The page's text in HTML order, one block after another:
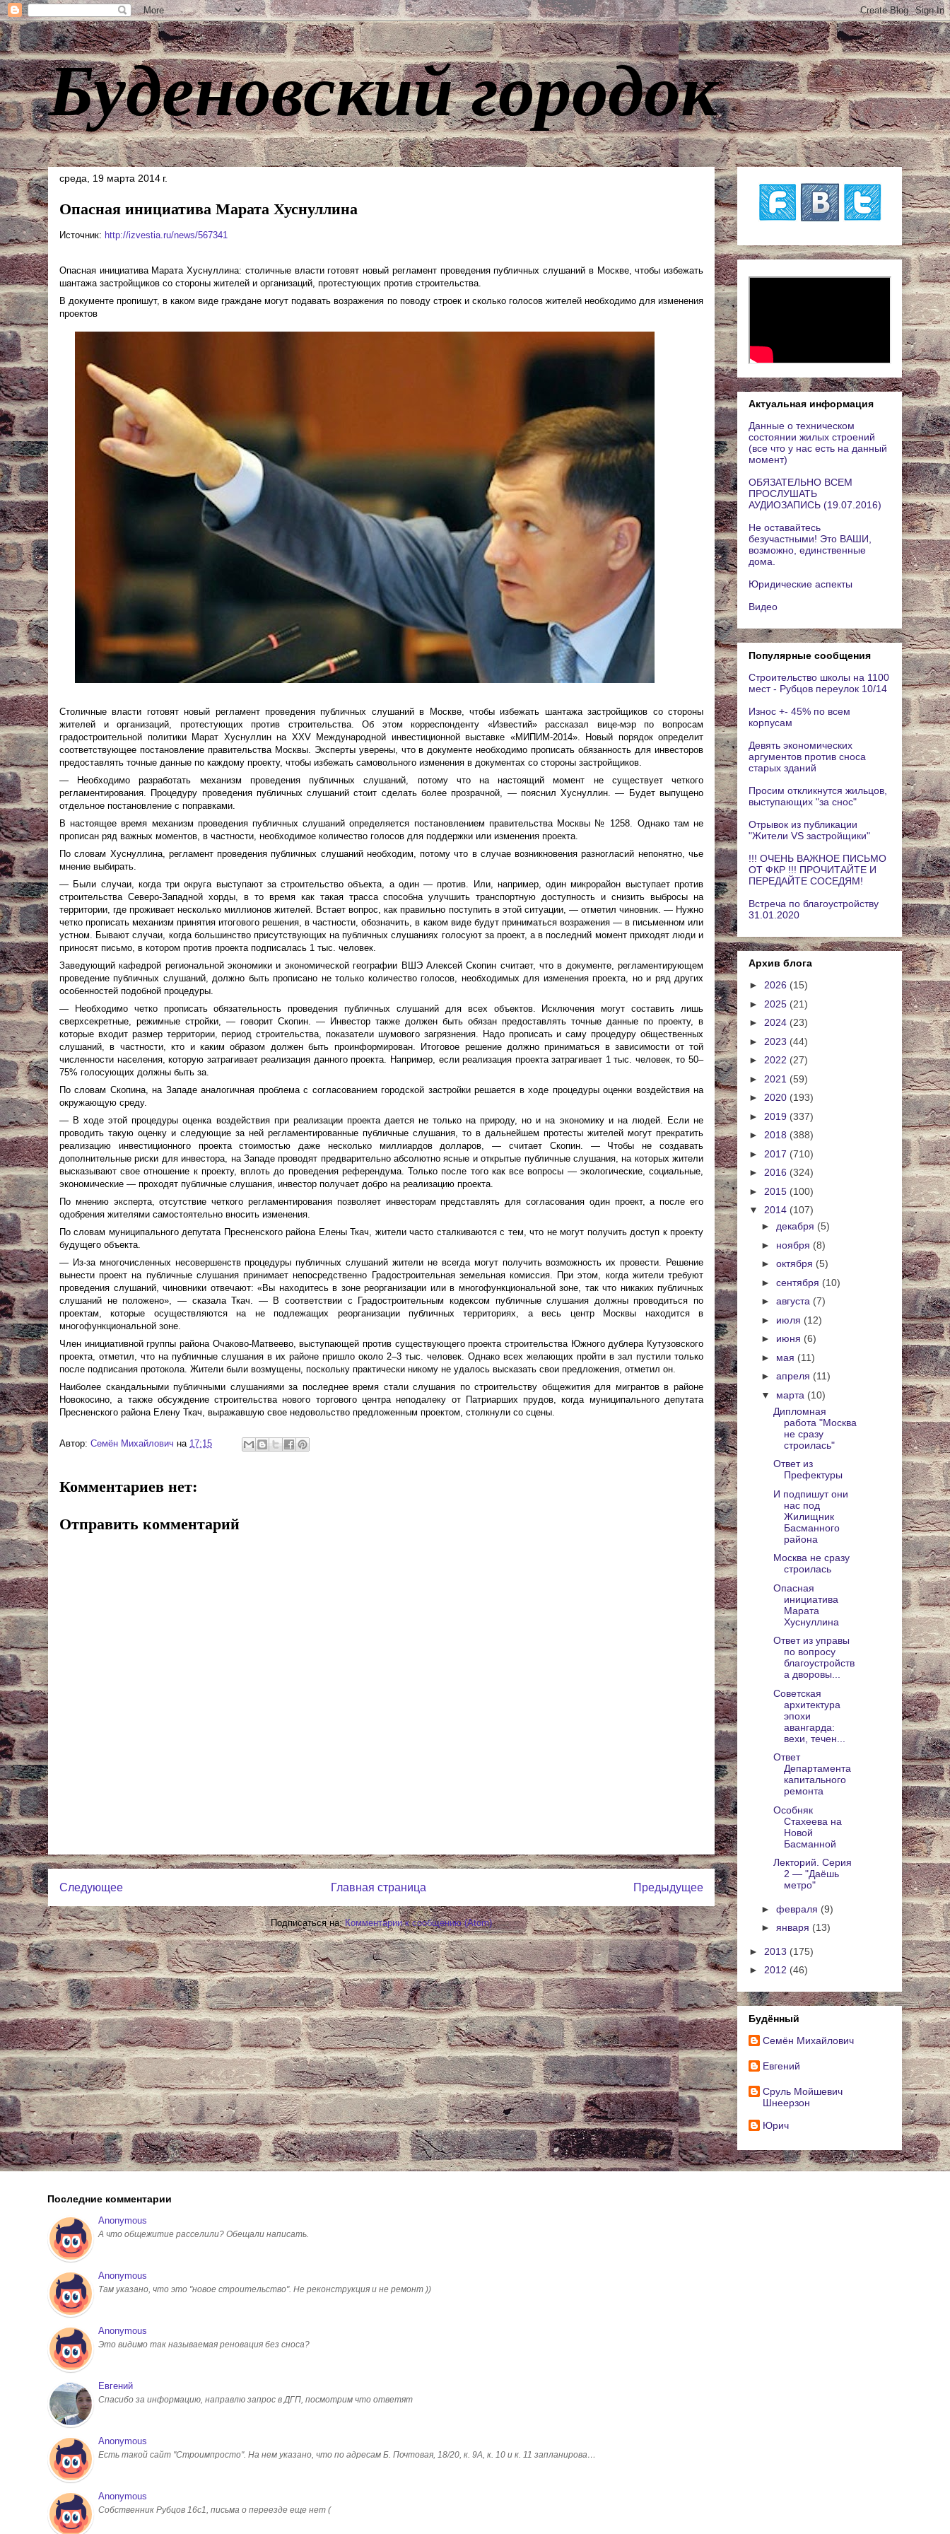
Буденовский городок
среда, 19 марта 2014 г.
Опасная инициатива Марата Хуснуллина
Источник: http://izvestia.ru/news/567341
Опасная инициатива Марата Хуснуллина: столичные власти готовят новый регламент проведения публичных слушаний в Москве, чтобы избежать
шантажа застройщиков со стороны жителей и организаций, протестующих против строительства.
В документе пропишут, в каком виде граждане могут подавать возражения по поводу строек и сколько голосов жителей необходимо для изменения
проектов
Столичные власти готовят новый регламент проведения публичных слушаний в Москве, чтобы избежать шантажа застройщиков со стороны
жителей и организаций, протестующих против строительства. Об этом корреспонденту «Известий» рассказал вице-мэр по вопросам
градостроительной политики Марат Хуснуллин на XXV Международной инвестиционной выставке «МИПИМ-2014». Новый порядок определит
соответствующее постановление правительства Москвы. Эксперты уверены, что в документе необходимо прописать обязанность для инвесторов
предоставлять точные данные по каждому проекту, чтобы избежать самовольного изменения в документах со стороны застройщиков.
— Необходимо разработать механизм проведения публичных слушаний, потому что на настоящий момент не существует четкого
регламентирования. Процедуру проведения публичных слушаний стоит сделать более прозрачной, — пояснил Хуснуллин. — Будет выпущено
отдельное постановление с поправками.
В настоящее время механизм проведения публичных слушаний определяется постановлением правительства Москвы № 1258. Однако там не
прописан ряд важных моментов, в частности, необходимое количество голосов для поддержки или изменения проекта.
По словам Хуснуллина, регламент проведения публичных слушаний необходим, потому что в случае возникновения разногласий непонятно, чье
мнение выбирать.
— Были случаи, когда три округа выступают за строительство объекта, а один — против. Или, например, один микрорайон выступает против
строительства Северо-Западной хорды, в то время как такая трасса способна улучшить транспортную доступность и снизить выбросы на
территории, где проживает несколько миллионов жителей. Встает вопрос, как правильно поступить в этой ситуации, — отметил чиновник. — Нужно
четко прописать механизм принятия итогового решения, в частности, обозначить, в каком виде будут приниматься возражения — в письменном или
устном. Бывают случаи, когда большинство присутствующих на публичных слушаниях голосуют за проект, а в последний момент приходят люди и
приносят письмо, в котором против проекта подписалась 1 тыс. человек.
Заведующий кафедрой региональной экономики и экономической географии ВШЭ Алексей Скопин считает, что в документе, регламентирующем
проведение публичных слушаний, должно быть прописано не только количество голосов, необходимых для изменения проекта, но и ряд других
особенностей подобной процедуры.
— Необходимо четко прописать обязательность проведения публичных слушаний для всех объектов. Исключения могут составить лишь
сверхсекретные, режимные стройки, — говорит Скопин. — Инвестор также должен быть обязан предоставлять точные данные по проекту, в
которые входит размер территории, период строительства, показатели шумового загрязнения. Надо прописать и саму процедуру общественных
слушаний, в частности, кто и каким образом должен быть проинформирован. Итоговое решение должно приниматься в зависимости от той
численности населения, которую затрагивает реализация данного проекта. Например, если реализация проекта затрагивает 1 тыс. человек, то 50–
75% голосующих должны быть за.
По словам Скопина, на Западе аналогичная проблема с согласованием городской застройки решается в ходе процедуры оценки воздействия на
окружающую среду.
— В ходе этой процедуры оценка воздействия при реализации проекта дается не только на природу, но и на экономику и на людей. Если не
проводить такую оценку и следующие за ней регламентированные публичные слушания, то в дальнейшем протесты жителей могут прекратить
реализацию инвестиционного проекта стоимостью даже несколько миллиардов долларов, — считает Скопин. — Чтобы не создавать
дополнительные риски для инвестора, на Западе проводят предварительно абсолютно ясные и открытые публичные слушания, на которых жители
высказывают свое отношение к проекту, вплоть до проведения референдума. Только после того как все вопросы — экологические, социальные,
экономические — проходят публичные слушания, инвестор получает добро на реализацию проекта.
По мнению эксперта, отсутствие четкого регламентирования позволяет инвесторам представлять для согласования один проект, а после его
одобрения жителями самостоятельно вносить изменения.
По словам муниципального депутата Пресненского района Елены Ткач, жители часто сталкиваются с тем, что не могут получить доступ к проекту
будущего объекта.
— Из-за многочисленных несовершенств процедуры публичных слушаний жители не всегда могут получить возможность их провести. Решение
вынести проект на публичные слушания принимает непосредственно Градостроительная земельная комиссия. При этом, когда жители требуют
проведения слушаний, чиновники отвечают: «Вы находитесь в зоне реорганизации или в многофункциональной зоне, так что никаких публичных
слушаний не положено», — сказала Ткач. — В соответствии с Градостроительным кодексом публичные слушания должны проводиться по
проектам, которые осуществляются на не подлежащих реорганизации публичных территориях, а весь центр Москвы находится в
многофункциональной зоне.
Член инициативной группы района Очаково-Матвеево, выступающей против существующего проекта строительства Южного дублера Кутузовского
проекта, отметил, что на публичные слушания в их районе пришло около 2–3 тыс. человек. Однако всех желающих пройти в зал пустили только
после подписания протокола. Жители были возмущены, поскольку практически никому не удалось высказать свои предложения, отметил он.
Наиболее скандальными публичными слушаниями за последнее время стали слушания по строительству общежития для мигрантов в районе
Новокосино, а также обсуждение строительства нового торгового центра неподалеку от Патриарших прудов, когда муниципального депутата
Пресненского района Елену Ткач, выражавшую свое недовольство предложенным проектом, столкнули со сцены.
Автор: Cемён Михайлович на 17:15
Комментариев нет:
Отправить комментарий
Следующее Предыдущее
Главная страница
Подписаться на:Комментарии к сообщению (Atom)
Актуальная информация
Данные о техническом
состоянии жилых строений
(все что у нас есть на данный
момент)
ОБЯЗАТЕЛЬНО ВСЕМ
ПРОСЛУШАТЬ
АУДИОЗАПИСЬ (19.07.2016)
Не оставайтесь
безучастными! Это ВАШИ,
возможно, единственные
дома.
Юридические аспекты
Видео
Популярные сообщения
Строительство школы на 1100
мест - Рубцов переулок 10/14
Износ +- 45% по всем
корпусам
Девять экономических
аргументов против сноса
старых зданий
Просим откликнутся жильцов,
выступающих "за снос"
Отрывок из публикации
"Жители VS застройщики"
!!! ОЧЕНЬ ВАЖНОЕ ПИСЬМО
ОТ ФКР !!! ПРОЧИТАЙТЕ И
ПЕРЕДАЙТЕ СОСЕДЯМ!
Встреча по благоустройству
31.01.2020
Архив блога
► 2026 (15)
► 2025 (21)
► 2024 (23)
► 2023 (44)
► 2022 (27)
► 2021 (59)
► 2020 (193)
► 2019 (337)
► 2018 (388)
► 2017 (710)
► 2016 (324)
► 2015 (100)
▼ 2014 (107)
► декабря (5)
► ноября (8)
► октября (5)
► сентября (10)
► августа (7)
► июля (12)
► июня (6)
► мая (11)
► апреля (11)
▼ марта (10)
Дипломная
работа "Москва
не сразу
строилась"
Ответ из
Префектуры
И подпишут они
нас под
Жилищник
Басманного
района
Москва не сразу
строилась
Опасная
инициатива
Марата
Хуснуллина
Ответ из управы
по вопросу
благоустройств
а дворовы...
Советская
архитектура
эпохи
авангарда:
вехи, течен...
Ответ
Департамента
капитального
ремонта
Особняк
Стахеева на
Новой
Басманной
Лекторий. Серия
2 — "Даёшь
метро"
► февраля (9)
► января (13)
► 2013 (175)
► 2012 (46)
Будённый
Cемён Михайлович
Евгений
Сруль Мойшевич
Шнеерзон
Юрич
Последние комментарии
Anonymous
А что общежитие расселили? Обещали написать.
Anonymous
Там указано, что это "новое строительство". Не реконструкция и не ремонт ))
Anonymous
Это видимо так называемая реновация без сноса?
Евгений
Спасибо за информацию, направлю запрос в ДГП, посмотрим что ответят
Anonymous
Есть такой сайт "Строимпросто". На нем указано, что по адресам Б. Почтовая, 18/20, к. 9А, к. 10 и к. 11 запланирова…
Anonymous
Собственник Рубцов 16с1, письма о переезде еще нет (